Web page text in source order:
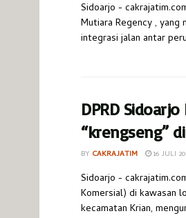
Sidoarjo -
Mutiara Regency ,
integrasi jalan antar
DPRD
“krengseng”
BY CAKRAJATIM 16 JULI
Sidoarjo -
Komersial) di kawasan
kecamatan Krian,